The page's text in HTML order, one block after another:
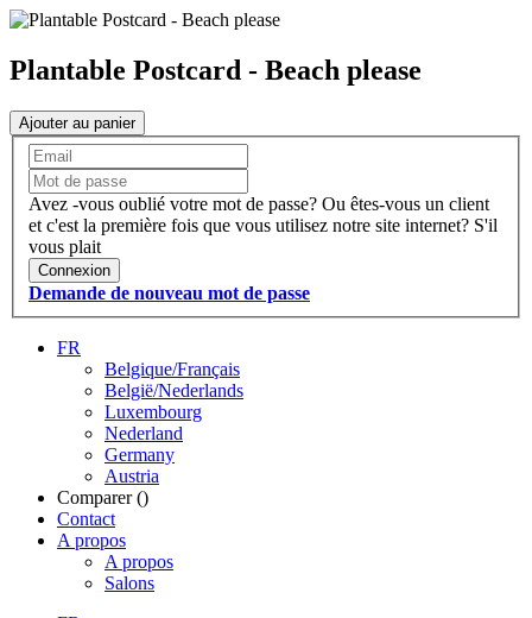
Plantable Postcard - Beach please
Ajouter au panier
Avez -vous oublié votre mot de passe? Ou êtes-vous un client
et c'est la première fois que vous utilisez notre site internet? S'il
vous plait
Connexion
Demande de nouveau mot de passe
FR
Belgique/Français
België/Nederlands
Luxembourg
Nederland
Germany
Austria
Comparer ()
Contact
A propos
A propos
Salons